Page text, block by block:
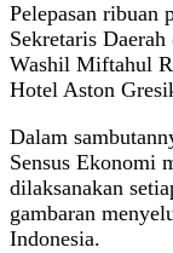
Pelepasan ribuan
Sekretaris
Washil Miftahul
Hotel Aston
Dalam
Sensus Ekonomi
dilaksanakan
gambaran
Indonesia.